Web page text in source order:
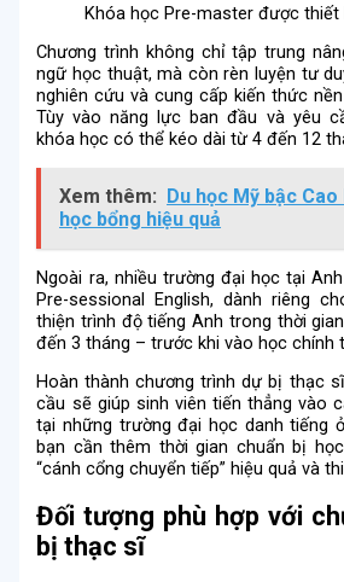
Khóa học Pre-master được
Chương trình không chỉ tập trung
ngữ học thuật, mà còn rèn luyện tư
nghiên cứu và cung cấp kiến thức
Tùy vào năng lực ban đầu và yêu
khóa học có thể kéo dài từ 4 đến 12
Xem thêm:
Du học Mỹ bậc
học bổng hiệu quả
Ngoài ra, nhiều trường đại học tại
Pre-sessional English, dành riêng
thiện trình độ tiếng Anh trong thời
đến 3 tháng – trước khi vào học chính
Hoàn thành chương trình dự bị thạc
cầu sẽ giúp sinh viên tiến thẳng vào
tại những trường đại học danh tiếng
bạn cần thêm thời gian chuẩn bị
“cánh cổng chuyển tiếp” hiệu quả và
Đối tượng phù hợp với
bị thạc sĩ